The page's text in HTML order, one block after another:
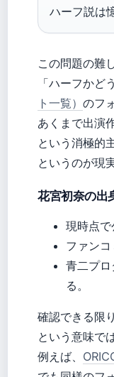
ハーフ説は
この問題の難
「ハーフか
ト一覧） のフ
あくまで出演
という消極的
というのが現
花宮初奈の出
現時点
ファン
青二プ
る。
確認できる限
という意味で
例えば、